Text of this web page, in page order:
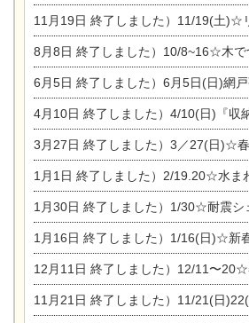
11月19日 終了しました）11/19(土)☆リノベーション・家の修理まつり＆
8月8日 終了しました）10/8~16☆木でつくる平屋のおう
6月5日 終了しました）6月5日(日)網戸
4月10日 終了しました）4/10(日)『収納がたくさん
3月27日 終了しました）3／27(日)☆春のリフォーム！水まわりLDKリフォ
1月1日 終了しました）2/19.20☆水まわり・LDKリフォ
1月30日 終了しました）1/30☆耐震シェルター
1月16日 終了しました）1/16(日)☆新春！増改築リ
12月11日 終了しました）12/11〜20☆冬の大感
11月21日 終了しました）11/21(日)22(月)23(火)☆家の修理